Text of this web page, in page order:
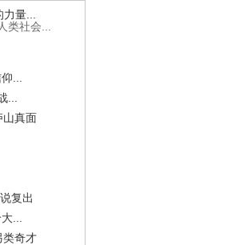
量...
类社会...
...
...
山真面
复出
...
类奇才